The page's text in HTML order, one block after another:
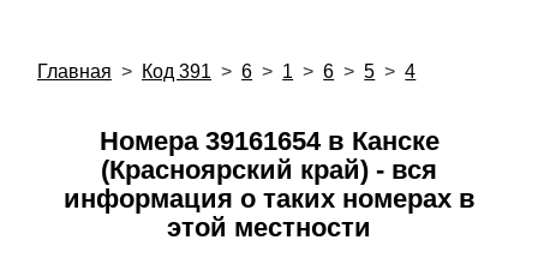
Главная > Код 391 > 6 > 1 > 6 > 5 > 4
Номера 39161654 в Канске
(Красноярский край) - вся
информация о таких номерах в
этой местности